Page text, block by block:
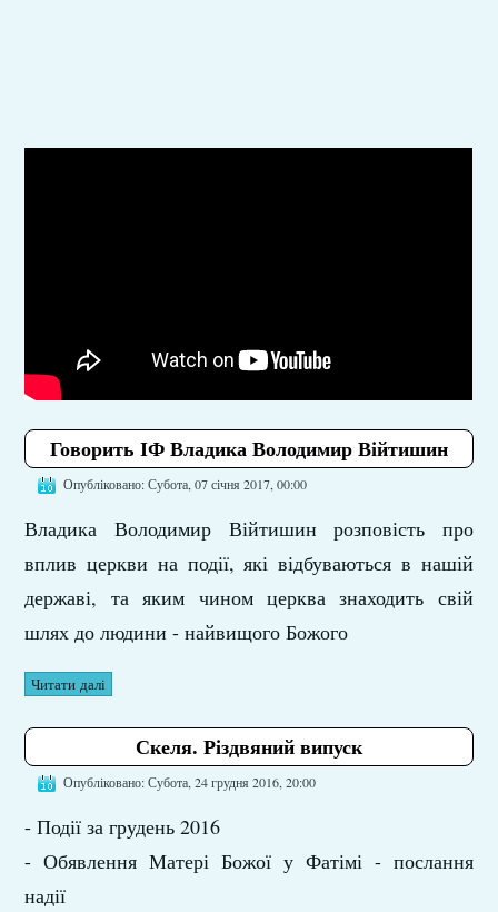
Говорить ІФ Владика Володимир Війтишин
Опубліковано: Субота, 07 січня 2017, 00:00
Владика Володимир Війтишин розповість про
вплив церкви на події, які відбуваються в нашій
державі, та яким чином церква знаходить свій
шлях до людини - найвищого Божого
Читати далі
Скеля. Різдвяний випуск
Опубліковано: Субота, 24 грудня 2016, 20:00
- Події за грудень 2016
- Обявлення Матері Божої у Фатімі - послання
надії